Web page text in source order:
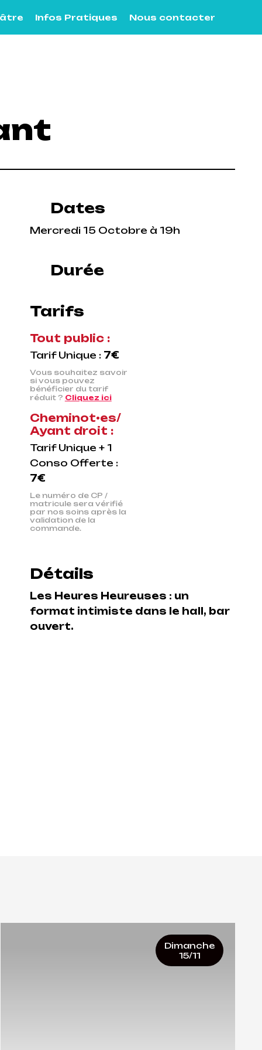
Infos Pratiques Nous contacter
Dates
Mercredi 15 Octobre à 19h
Durée
Tarifs
Tout public :
Tarif Unique : 7€
Vous souhaitez savoir
si vous pouvez
bénéficier du tarif
réduit ? Cliquez ici
Cheminot•es/
Ayant droit :
Tarif Unique + 1
Conso Offerte :
7€
Le numéro de CP /
matricule sera vérifié
par nos soins après la
validation de la
commande.
Détails
Les Heures Heureuses : un
format intimiste dans le hall, bar
ouvert.
Dimanche
15/11